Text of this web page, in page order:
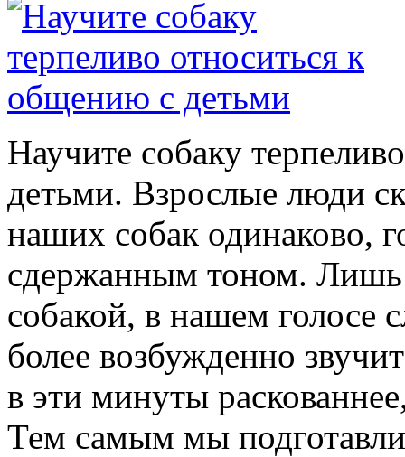
Научите собаку
детьми. Взрослые люди
наших собак одинаково,
сдержанным тоном. Лишь
собакой, в нашем голосе
более возбужденно
в эти минуты
Тем самым мы